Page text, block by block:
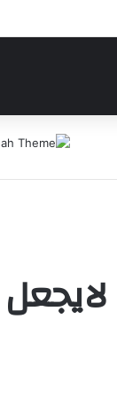
مدرسة كافل